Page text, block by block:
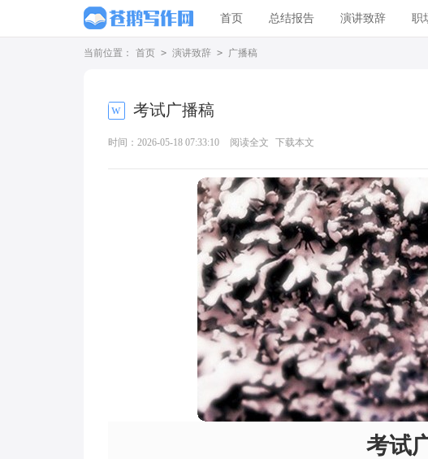
首页 总结报告 演讲致辞 职
当前位置： 首页 > 演讲致辞 > 广播稿
考试广播稿
时间：2026-05-18 07:33:10 阅读全文 下载本文
考试